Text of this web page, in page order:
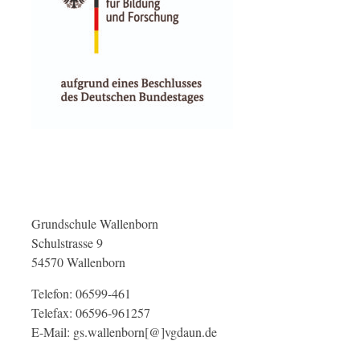
Grundschule Wallenborn
Schulstrasse 9
54570 Wallenborn
Telefon: 06599-461
Telefax: 06596-961257
E-Mail: gs.wallenborn[@]vgdaun.de